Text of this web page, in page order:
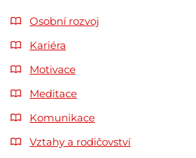
Osobní rozvoj
Kariéra
Motivace
Meditace
Komunikace
Vztahy a rodičovství